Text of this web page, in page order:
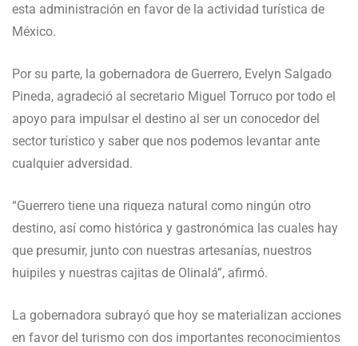
esta administración en favor de la actividad turística de
México.
Por su parte, la gobernadora de Guerrero, Evelyn Salgado
Pineda, agradeció al secretario Miguel Torruco por todo el
apoyo para impulsar el destino al ser un conocedor del
sector turístico y saber que nos podemos levantar ante
cualquier adversidad.
“Guerrero tiene una riqueza natural como ningún otro
destino, así como histórica y gastronómica las cuales hay
que presumir, junto con nuestras artesanías, nuestros
huipiles y nuestras cajitas de Olinalá”, afirmó.
La gobernadora subrayó que hoy se materializan acciones
en favor del turismo con dos importantes reconocimientos